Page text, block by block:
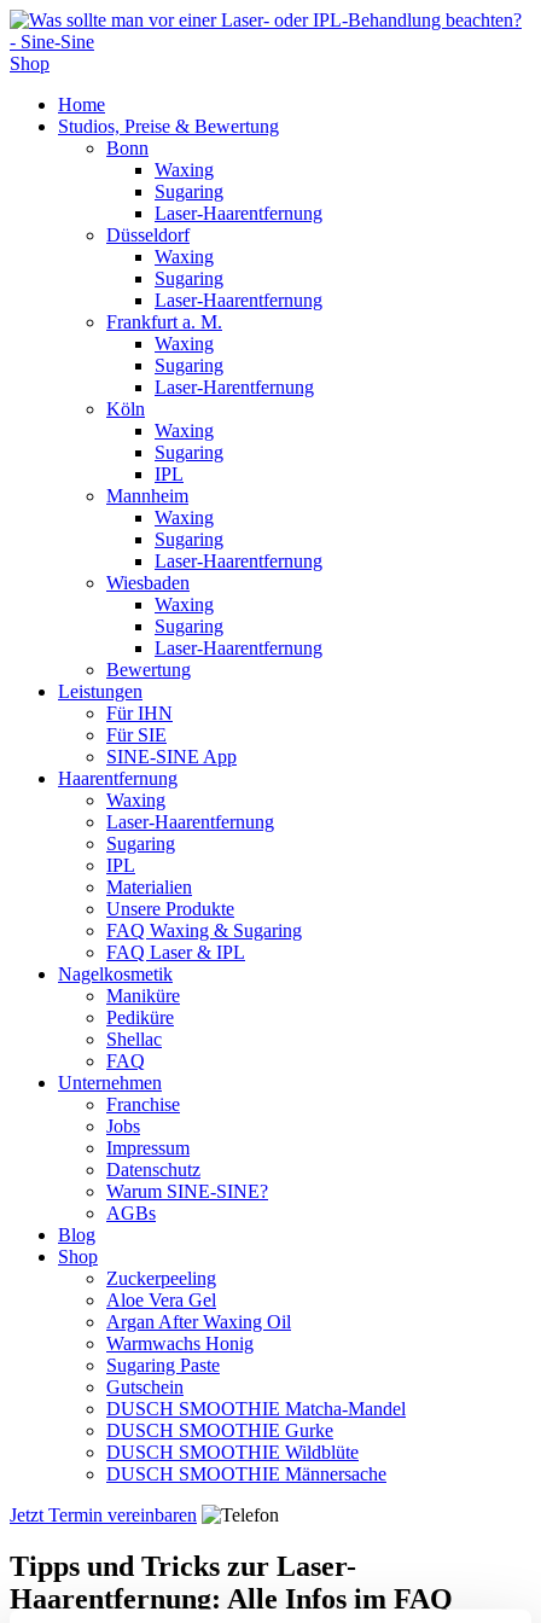
Shop
Home
Studios, Preise & Bewertung
Bonn
Waxing
Sugaring
Laser-Haarentfernung
Düsseldorf
Waxing
Sugaring
Laser-Haarentfernung
Frankfurt a. M.
Waxing
Sugaring
Laser-Harentfernung
Köln
Waxing
Sugaring
IPL
Mannheim
Waxing
Sugaring
Laser-Haarentfernung
Wiesbaden
Waxing
Sugaring
Laser-Haarentfernung
Bewertung
Leistungen
Für IHN
Für SIE
SINE-SINE App
Haarentfernung
Waxing
Laser-Haarentfernung
Sugaring
IPL
Materialien
Unsere Produkte
FAQ Waxing & Sugaring
FAQ Laser & IPL
Nagelkosmetik
Maniküre
Pediküre
Shellac
FAQ
Unternehmen
Franchise
Jobs
Impressum
Datenschutz
Warum SINE-SINE?
AGBs
Blog
Shop
Zuckerpeeling
Aloe Vera Gel
Argan After Waxing Oil
Warmwachs Honig
Sugaring Paste
Gutschein
DUSCH SMOOTHIE Matcha-Mandel
DUSCH SMOOTHIE Gurke
DUSCH SMOOTHIE Wildblüte
DUSCH SMOOTHIE Männersache
Jetzt Termin vereinbaren
Tipps und Tricks zur Laser-
Haarentfernung: Alle Infos im FAQ